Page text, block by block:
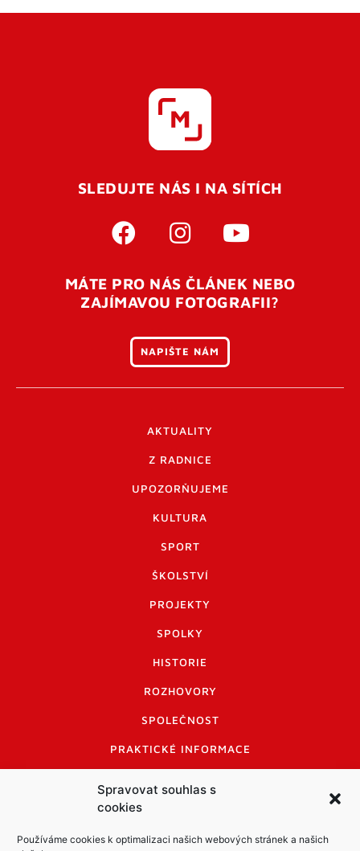
Spravovat souhlas s
cookies
Používáme cookies k optimalizaci našich webových stránek a našich
SLEDUJTE NÁS I NA SÍTÍCH
MÁTE PRO NÁS ČLÁNEK NEBO
ZAJÍMAVOU FOTOGRAFII?
NAPIŠTE NÁM
AKTUALITY
Z RADNICE
UPOZORŇUJEME
KULTURA
SPORT
ŠKOLSTVÍ
PROJEKTY
SPOLKY
HISTORIE
ROZHOVORY
SPOLEČNOST
PRAKTICKÉ INFORMACE
INFORMACE A KODEX DISKUTUJÍCÍCH
LOGO A LOGO MANUÁL